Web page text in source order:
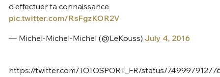
d'effectuer ta connaissance
pic.twitter.com/RsFgzKOR2V
— Michel-Michel-Michel (@LeKouss) July 4, 2016
https://twitter.com/TOTOSPORT_FR/status/